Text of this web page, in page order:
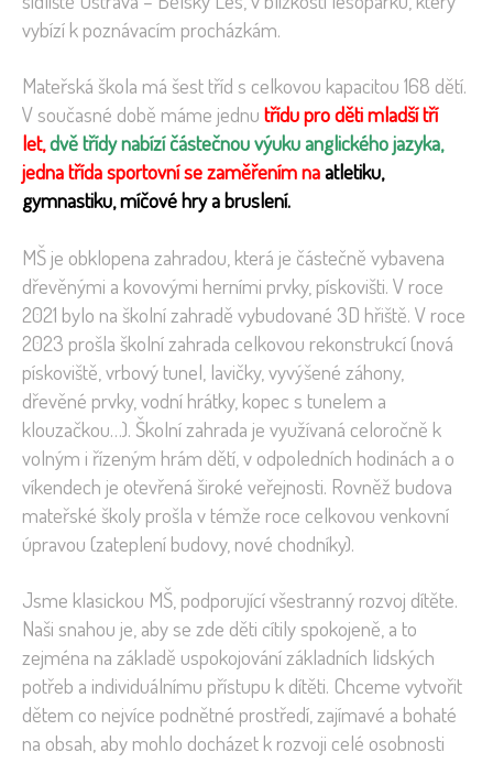
vybízí k poznávacím procházkám.
Mateřská škola má šest tříd s celkovou kapacitou 168 dětí.
V současné době máme jednu třídu pro děti mladší tří
let,dvě třídy nabízí částečnou výuku anglického jazyka,
jedna třída sportovní se zaměřením naatletiku,
gymnastiku, míčové hry a bruslení.
MŠ je obklopena zahradou, která je částečně vybavena
dřevěnými a kovovými herními prvky, pískovišti. V roce
2021 bylo na školní zahradě vybudované 3D hřiště. V roce
2023 prošla školní zahrada celkovou rekonstrukcí (nová
pískoviště, vrbový tunel, lavičky, vyvýšené záhony,
dřevěné prvky, vodní hrátky, kopec s tunelem a
klouzačkou…). Školní zahrada je využívaná celoročně k
volným i řízeným hrám dětí, v odpoledních hodinách a o
víkendech je otevřená široké veřejnosti. Rovněž budova
mateřské školy prošla v témže roce celkovou venkovní
úpravou (zateplení budovy, nové chodníky).
Jsme klasickou MŠ, podporující všestranný rozvoj dítěte.
Naši snahou je, aby se zde děti cítily spokojeně, a to
zejména na základě uspokojování základních lidských
potřeb a individuálnímu přístupu k dítěti. Chceme vytvořit
dětem co nejvíce podnětné prostředí, zajímavé a bohaté
na obsah, aby mohlo docházet k rozvoji celé osobnosti